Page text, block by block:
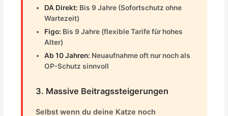
DA Direkt: Bis 9 Jahre (Sofortschutz ohne
Wartezeit)
Figo: Bis 9 Jahre (flexible Tarife für hohes
Alter)
Ab 10 Jahren: Neuaufnahme oft nur noch als
OP-Schutz sinnvoll
3. Massive Beitragssteigerungen
Selbst wenn du deine Katze noch